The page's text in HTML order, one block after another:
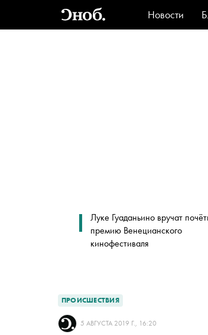
Новости
Луке Гуаданьино вручат
премию Венецианского
кинофестиваля
ПРОИСШЕСТВИЯ
5 АВГУСТА 2019 Г., 16:20